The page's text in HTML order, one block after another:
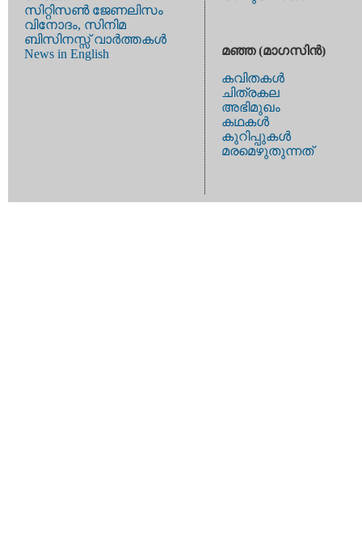
സിറ്റിസണ്‍ ജേണലിസം
വിനോദം, സിനിമ
ബിസിനസ്സ് വാര്‍ത്തകള്‍
News in English
മഞ്ഞ (മാഗസിന്‍)
കവിതകള്‍
ചിത്രകല
അഭിമുഖം
കഥകള്‍
കുറിപ്പുകള്‍
മരമെഴുതുന്നത്